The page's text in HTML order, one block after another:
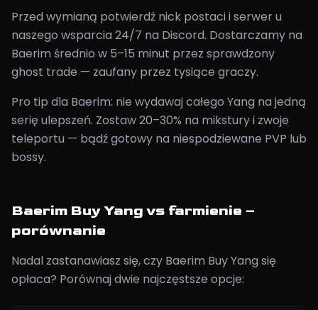
Przed wymianą potwierdź nick postaci i serwer u
naszego wsparcia 24/7 na Discord. Dostarczamy na
Baerim średnio w 5–15 minut przez sprawdzony
ghost trade — zaufany przez tysiące graczy.
Pro tip dla Baerim: nie wydawaj całego Yang na jedną
serię ulepszeń. Zostaw 20–30% na mikstury i zwoje
teleportu — bądź gotowy na niespodziewane PVP lub
bossy.
Baerim Buy Yang vs farmienie –
porównanie
Nadal zastanawiasz się, czy Baerim Buy Yang się
opłaca? Porównaj dwie najczęstsze opcje: